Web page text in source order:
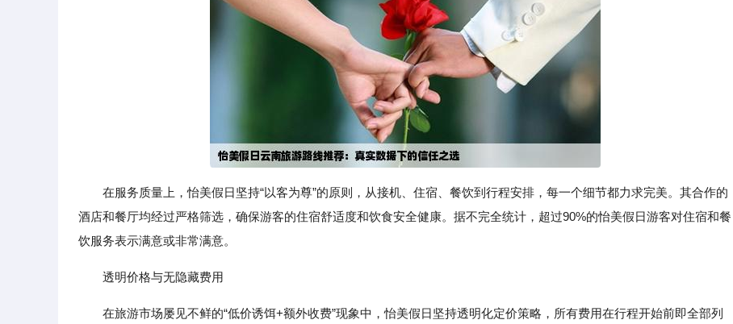
在服务质量上，怡美假日坚持“以客为尊”的原则，从接机、住宿、餐饮到行程安排，每一个细节都力求完美。其合作的
酒店和餐厅均经过严格筛选，确保游客的住宿舒适度和饮食安全健康。据不完全统计，超过90%的怡美假日游客对住宿和餐
饮服务表示满意或非常满意。
透明价格与无隐藏费用
在旅游市场屡见不鲜的“低价诱饵+额外收费”现象中，怡美假日坚持透明化定价策略，所有费用在行程开始前即全部列